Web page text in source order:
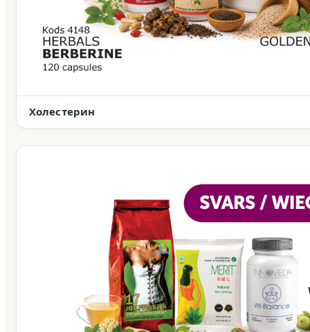
Холестерин